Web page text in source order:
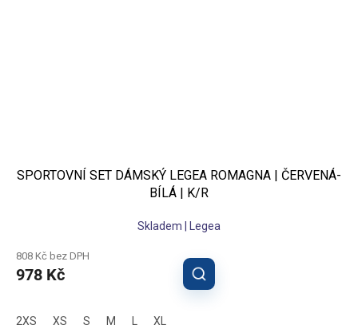
SPORTOVNÍ SET DÁMSKÝ LEGEA ROMAGNA | ČERVENÁ-
BÍLÁ | K/R
Skladem | Legea
808 Kč bez DPH
978 Kč
2XS XS S M XL